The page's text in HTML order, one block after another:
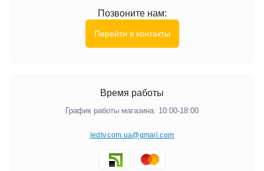
Позвоните нам:
Перейти в контакты
Время работы
График работы магазина: 10:00-18:00
ledtv.com.ua@gmail.com